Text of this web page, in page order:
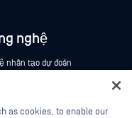
nghệ
nhân tạo dự đoán
Multiscanning
as cookies, to enable our